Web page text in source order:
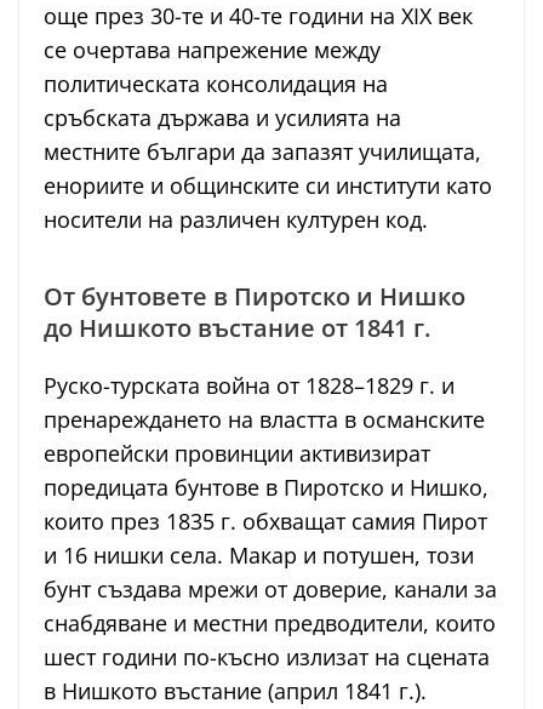
още през 30-те и 40-те години на XIX век
се очертава напрежение между
политическата консолидация на
сръбската държава и усилията на
местните българи да запазят училищата,
енориите и общинските си институти като
носители на различен културен код.
От бунтовете в Пиротско и Нишко
до Нишкото въстание от 1841 г.
Руско-турската война от 1828–1829 г. и
пренареждането на властта в османските
европейски провинции активизират
поредицата бунтове в Пиротско и Нишко,
които през 1835 г. обхващат самия Пирот
и 16 нишки села. Макар и потушен, този
бунт създава мрежи от доверие, канали за
снабдяване и местни предводители, които
шест години по-късно излизат на сцената
в Нишкото въстание (април 1841 г.).